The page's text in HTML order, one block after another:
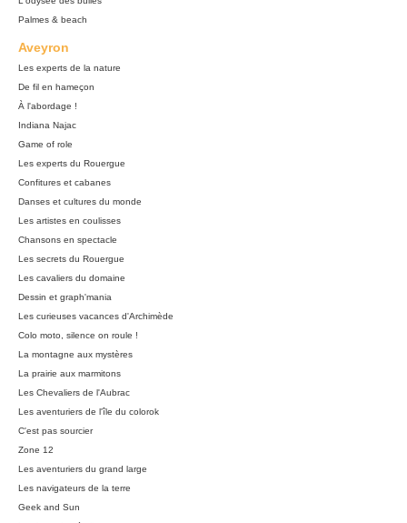
Palmes & beach
Aveyron
Les experts de la nature
De fil en hameçon
À l'abordage !
Indiana Najac
Game of role
Les experts du Rouergue
Confitures et cabanes
Danses et cultures du monde
Les artistes en coulisses
Chansons en spectacle
Les secrets du Rouergue
Les cavaliers du domaine
Dessin et graph'mania
Les curieuses vacances d'Archimède
Colo moto, silence on roule !
La montagne aux mystères
La prairie aux marmitons
Les Chevaliers de l'Aubrac
Les aventuriers de l'île du colorok
C'est pas sourcier
Zone 12
Les aventuriers du grand large
Les navigateurs de la terre
Geek and Sun